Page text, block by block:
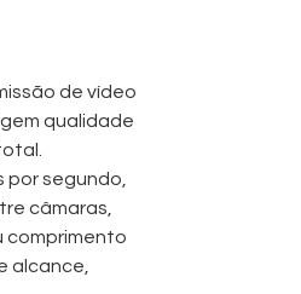
de vídeo
qualidade
por segundo,
câmaras,
comprimento
alcance,